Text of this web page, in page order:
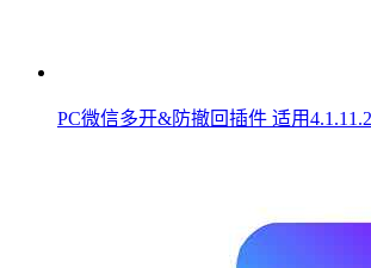
PC微信多开&防撤回插件 适用